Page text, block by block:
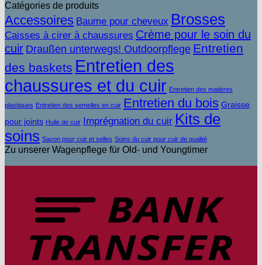
Catégories de produits
Accessoires Baume pour cheveux Brosses
Caisses à cirer à chaussures Crème pour le soin du
cuir Draußen unterwegs! Outdoorpflege Entretien
des baskets Entretien des
chaussures et du cuir Entretien des matières
plastiques Entretien des semelles en cuir Entretien du bois Graisse
pour joints Huile de cuir Imprégnation du cuir Kits de
soins Savon pour cuir et selles Soins du cuir pour cuir de qualité
Zu unserer Wagenpflege für Old- und Youngtimer